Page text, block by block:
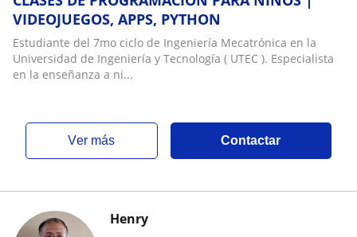
VIDEOJUEGOS, APPS, PYTHON
Estudiante del 7mo ciclo de Ingeniería Mecatrónica en la
Universidad de Ingeniería y Tecnología ( UTEC ). Especialista
en la enseñanza a ni...
ver más Contactar
Henry